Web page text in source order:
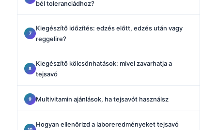
bél toleranciádhoz?
Kiegészítő időzítés: edzés előtt, edzés után vagy
reggelire?
Kiegészítő kölcsönhatások: mivel zavarhatja a
tejsavó
Multivitamin ajánlások, ha tejsavót használsz
Hogyan ellenőrizd a laboreredményeket tejsavó